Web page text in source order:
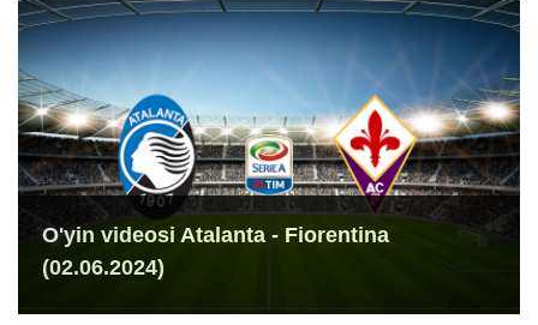
O'yin videosi Atalanta - Fiorentina
(02.06.2024)